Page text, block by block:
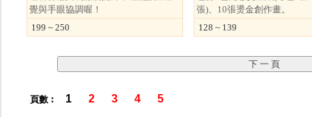
覺與手眼協調喔！
199 ~ 250
張)、10張燙金創作畫。
128 ~ 139
頁數︰ 1 2 3 4 5